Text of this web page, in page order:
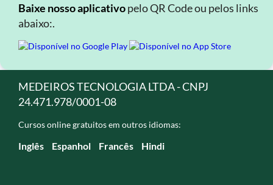
Baixe nosso aplicativopelo QR Code ou pelos links
abaixo:.
MEDEIROS TECNOLOGIA LTDA - CNPJ
24.471.978/0001-08
Cursos online gratuitos em outros idiomas:
Inglês Espanhol Francês Hindi